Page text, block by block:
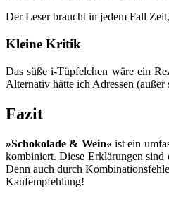
Der Leser braucht in jedem Fall
Kleine Kritik
Das süße i-Tüpfelchen wäre ein
Alternativ hätte ich Adressen
Fazit
»Schokolade & Wein«ist ein
kombiniert. Diese Erklärungen sind
Denn auch durch
Kaufempfehlung!